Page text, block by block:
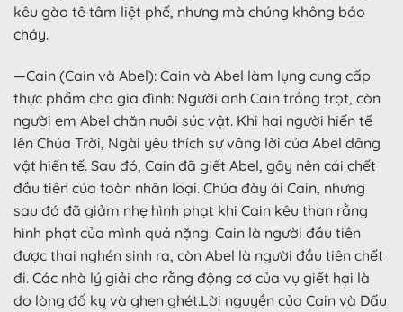
kêu gào tê tâm liệt phế, nhưng mà chúng không báo
cháy.
—Cain (Cain và Abel): Cain và Abel làm lụng cung cấp
thực phẩm cho gia đình: Người anh Cain trồng trọt, còn
người em Abel chăn nuôi súc vật. Khi hai người hiến tế
lên Chúa Trời, Ngài yêu thích sự vâng lời của Abel dâng
vật hiến tế. Sau đó, Cain đã giết Abel, gây nên cái chết
đầu tiên của toàn nhân loại. Chúa đày ải Cain, nhưng
sau đó đã giảm nhẹ hình phạt khi Cain kêu than rằng
hình phạt của mình quá nặng. Cain là người đầu tiên
được thai nghén sinh ra, còn Abel là người đầu tiên chết
đi. Các nhà lý giải cho rằng động cơ của vụ giết hại là
do lòng đố kỵ và ghen ghét.Lời nguyền của Cain và Dấu